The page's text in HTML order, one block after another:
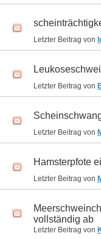
Letzter Beitrag von
Letzter Beitrag von
Letzter Beitrag von
Hamsterpfote
Letzter Beitrag von
vollständig ab
Letzter Beitrag von